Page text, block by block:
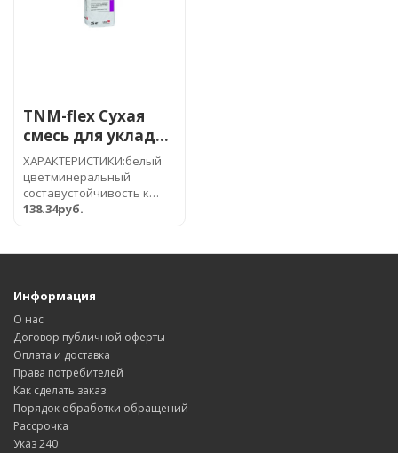
TNM-flex Сухая
смесь для укладки
природного камня
ХАРАКТЕРИСТИКИ:белый
цветминеральный
составустойчивость к
расплыву под весом
138.34руб.
Информация
О нас
Договор публичной оферты
Оплата и доставка
Права потребителей
Как сделать заказ
Порядок обработки обращений
Рассрочка
Указ 240